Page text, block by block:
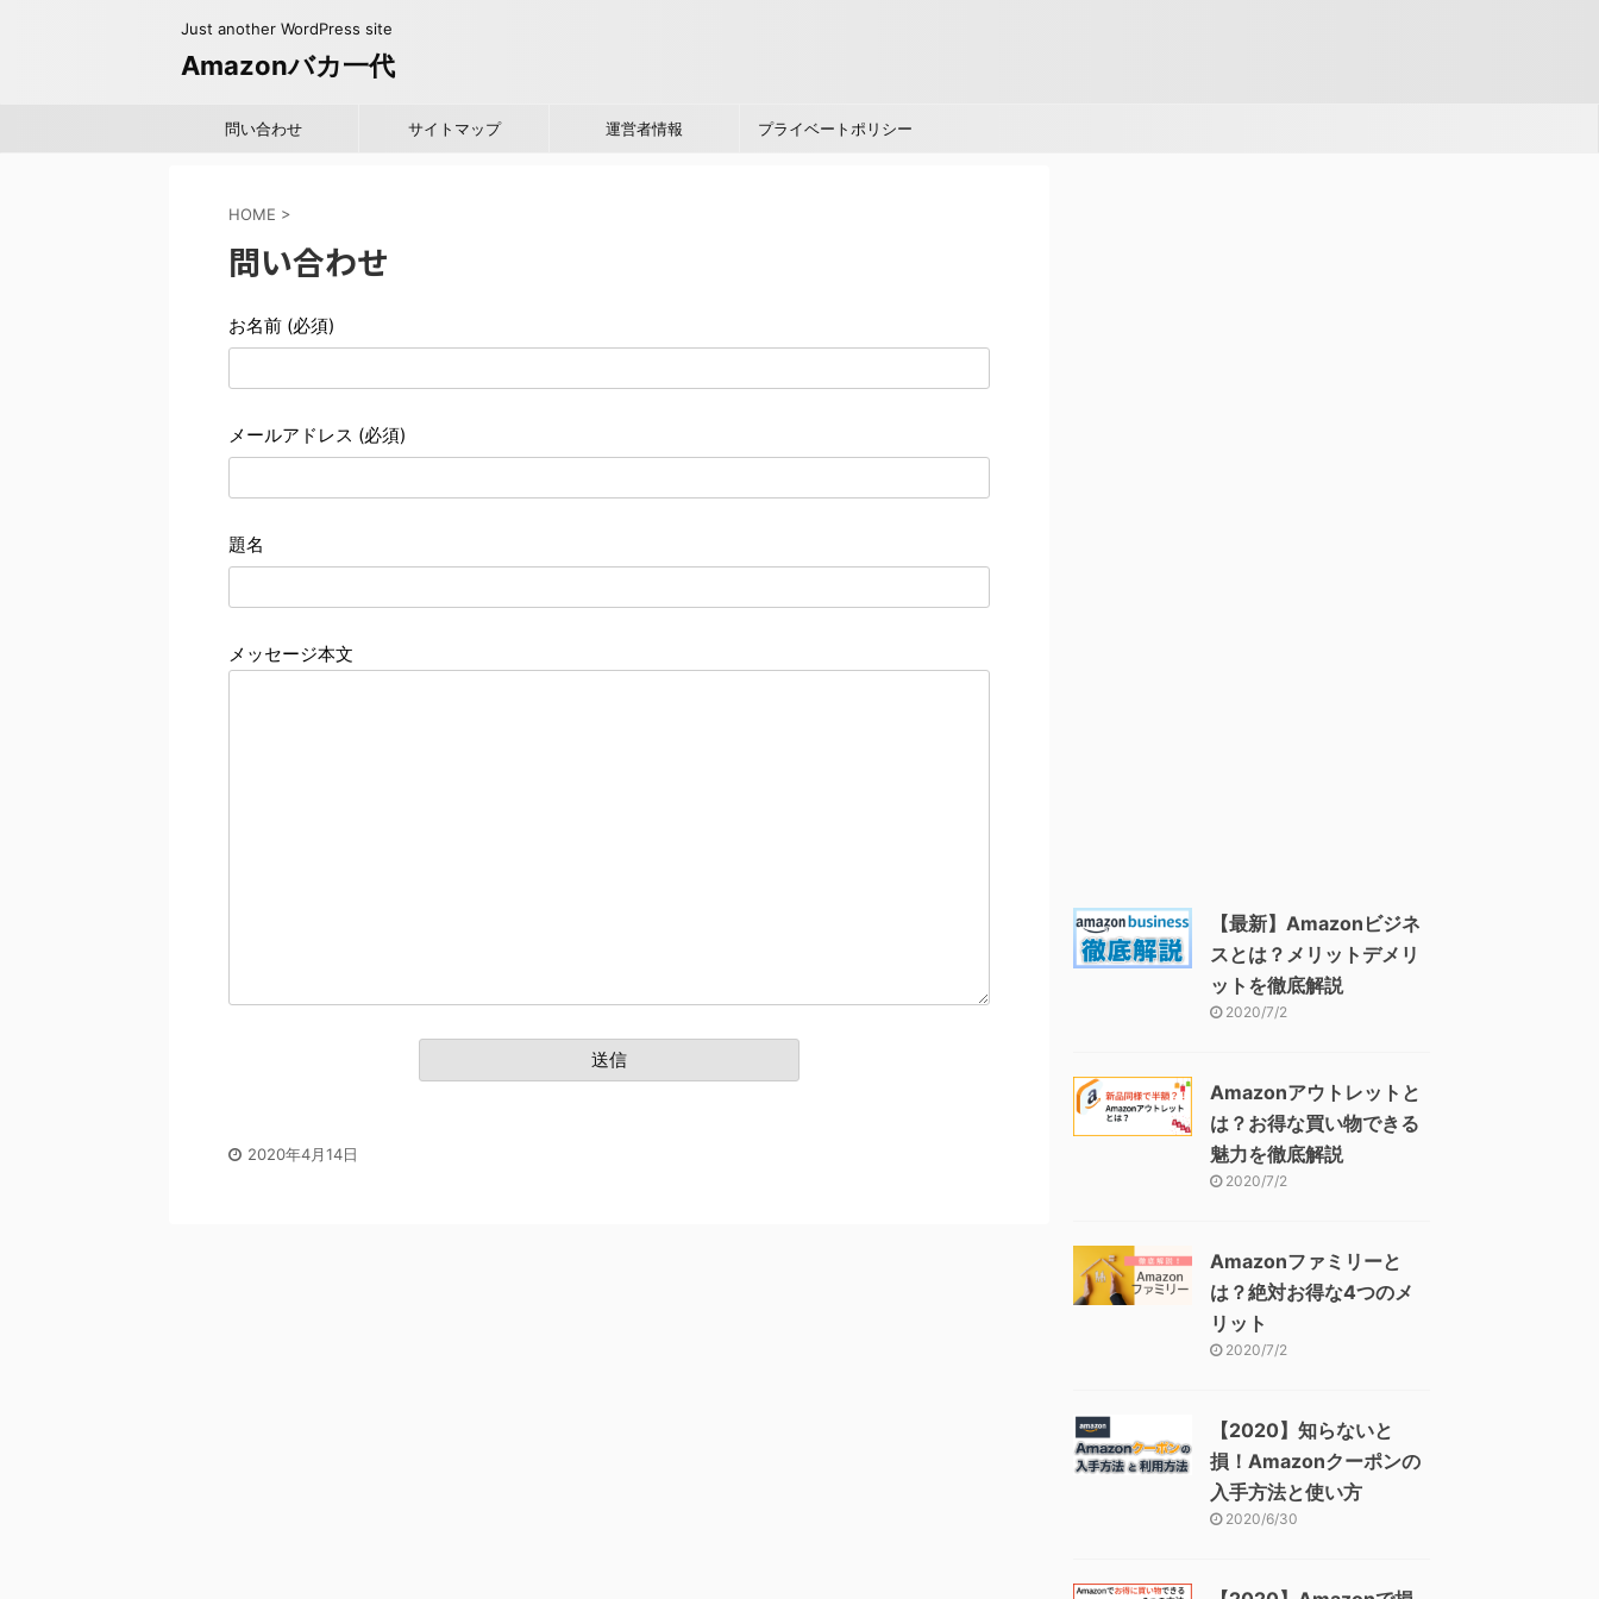
Just another WordPress site
Amazonバカ一代
問い合わせ サイトマップ 運営者情報 プライベートポリシー
HOME >
問い合わせ
お名前 (必須)
メールアドレス (必須)
題名
メッセージ本文
2020年4月14日
【最新】Amazonビジネ
スとは？メリットデメリ
ットを徹底解説
2020/7/2
Amazonアウトレットと
は？お得な買い物できる
魅力を徹底解説
2020/7/2
Amazonファミリーと
は？絶対お得な4つのメ
リット
2020/7/2
【2020】知らないと
損！Amazonクーポンの
入手方法と使い方
2020/6/30